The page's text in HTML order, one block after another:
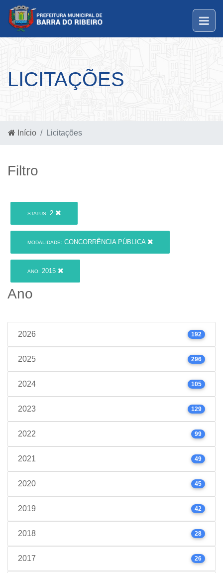
LICITAÇÕES
Início Licitações
Filtro
STATUS: 2
MODALIDADE: CONCORRÊNCIA PÚBLICA
ANO: 2015
Ano
2026 192
2025 296
2024 105
2023 129
2022 99
2021 49
2020 45
2019 42
2018 28
2017 26